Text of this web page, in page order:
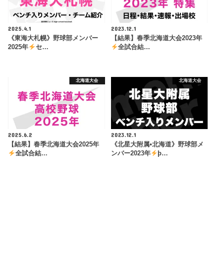
2025.4.1
《東海大札幌》野球部メンバー
2025年
セ…
2023.12.1
【結果】春季北海道大会2023年
全試合結…
北海道大会
2025.6.2
【結果】春季北海道大会2025年
全試合結…
北海道大会
2023.12.1
《北星大附属•北海道》野球部メ
ンバー2023年
þ…